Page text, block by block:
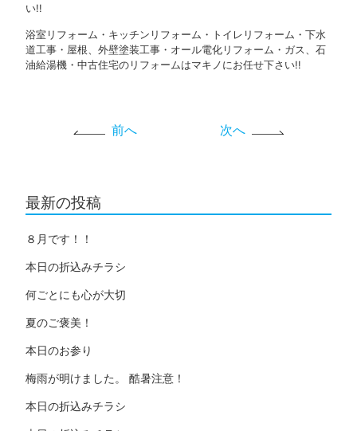
い!!
浴室リフォーム・キッチンリフォーム・トイレリフォーム・下水
道工事・屋根、外壁塗装工事・オール電化リフォーム・ガス、石
油給湯機・中古住宅のリフォームはマキノにお任せ下さい!!
前へ 次へ
最新の投稿
８月です！！
本日の折込みチラシ
何ごとにも心が大切
夏のご褒美！
本日のお参り
梅雨が明けました。 酷暑注意！
本日の折込みチラシ